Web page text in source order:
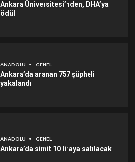
Ankara Üniversitesi’nden, DHA’ya
ödül
ANADOLU GENEL
Ankara’da aranan 757 şüpheli
yakalandı
ANADOLU GENEL
Ankara’da simit 10 liraya satılacak